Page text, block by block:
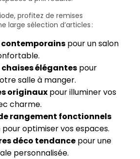
profitez de remises
large sélection d’articles :
contemporains pour un salon
chaises élégantes pour
salle à manger.
originaux pour illuminer vos
charme.
rangement fonctionnels
pour optimiser vos espaces.
déco tendance pour une
personnalisée.